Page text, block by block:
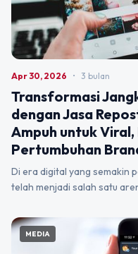
Apr 30, 2026 • 3 bulan
Transformasi
dengan Jasa
Ampuh untuk
Pertumbuhan
Di era digital yang semakin
telah menjadi salah satu
MEDIA